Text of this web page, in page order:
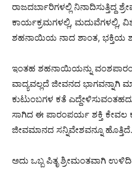
ರಾಜದರ್ಬಾರಿಗಳಲ್ಲಿ ನಿನಾದಿಸುತ್ತಿದ್ದ
ಕಾರ್ಯಕ್ರಮಗಳಲ್ಲಿ, ಮದುವೆಗಳಲ್ಲಿ,
ಶಹನಾಯಿಯ ನಾದ ಶಾಂತ, ಭಕ್ತಿಯ
ಇಂತಹ ಶಹನಾಯಿಯನ್ನು
ವಾದ್ಯವಲ್ಲದೆ ಜೀವನದ ಭಾಗವನ್ನಾಗಿ
ಕುಟುಂಬಗಳ ಕತೆ
ಸಾಗಿದ ಈ ಪಾರಂಪರ್ಯ ಶಕ್ತಿ
ಜೀವಮಾನದ ಸನ್ನಿವೇಶವನ್ನೂ ಹೊತ್ತಿದೆ.
ಅದು ಒಬ್ಬ ಪಿತೃ ಶ್ರೀಮಂತವಾಗಿ